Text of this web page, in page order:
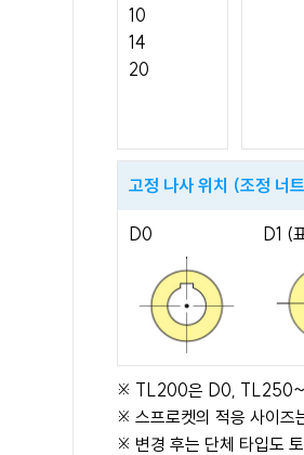
10
14
20
고정 나사 위치 (조정 너
D0 D1 (
※ TL200은 D0,
※ 스프로켓의 적응 사이즈
※ 변경 후는 단체 타입도 토